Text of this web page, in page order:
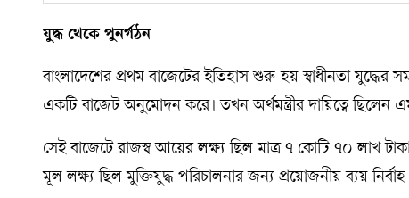
যুদ্ধ থেকে পুনর্গঠন
বাংলাদেশের প্রথম বাজেটের ইতিহাস শুরু হয় স্বাধীনতা
একটি বাজেট অনুমোদন করে। তখন অর্থমন্ত্রীর দায়িত্বে
সেই বাজেটে রাজস্ব আয়ের লক্ষ্য ছিল মাত্র ৭ কোটি ৭০ লাখ
মূল লক্ষ্য ছিল মুক্তিযুদ্ধ পরিচালনার জন্য প্রয়োজনীয় ব্যয়